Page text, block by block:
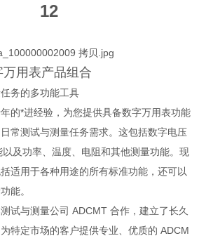
12
用表产品组合
务的多功能工具
的*进经验，为您提供具备数字万用表功能
常测试与测量任务需求。这包括数字电压
及功率、温度、电阻和其他测量功能。现
适用于各种用途的所有标准功能，还可以
能。
试与测量公司 ADCMT 合作，建立了长久
特定市场的客户提供专业、优质的 ADCM